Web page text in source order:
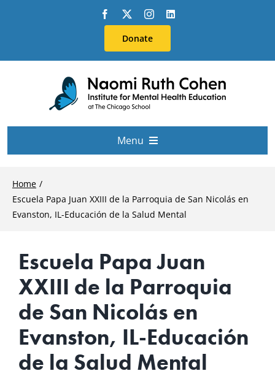
Donate
Menu
Conferences
Education & Training
Resources
News & Archives
Home
Escuela Papa Juan XXIII de la Parroquia de San Nicolás en
Evanston, IL-Educación de la Salud Mental
Escuela Papa Juan
XXIII de la Parroquia
de San Nicolás en
Evanston, IL-Educación
de la Salud Mental